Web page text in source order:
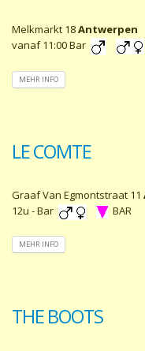
Melkmarkt 18Antwerpen
vanaf 11:00 Bar
MEHR INFO
LE COMTE
Graaf Van Egmontstraat 11
12u - Bar
BAR
MEHR INFO
THE BOOTS